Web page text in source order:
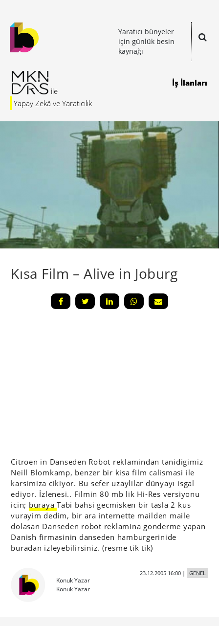
Yaratıcı bünyeler
için günlük besin
kaynağı
Yapay Zekâ ve Yaratıcılık
İş İlanları
Kısa Film – Alive in Joburg
Citroen in Danseden Robot reklamindan tanidigimiz
Neill Blomkamp, benzer bir kisa film calismasi ile
karsimiza cikiyor. Bu sefer uzaylilar dünyayı isgal
ediyor. İzlenesi.. Filmin 80 mb lik Hi-Res versiyonu
icin; burayaTabi bahsi gecmisken bir tasla 2 kus
vurayim dedim, bir ara internette mailden maile
dolasan Danseden robot reklamina gonderme yapan
Danish firmasinin danseden hamburgerinide
buradan izleyebilirsiniz. (resme tik tik)
Konuk Yazar
Konuk Yazar
23.12.2005 16:00| GENEL